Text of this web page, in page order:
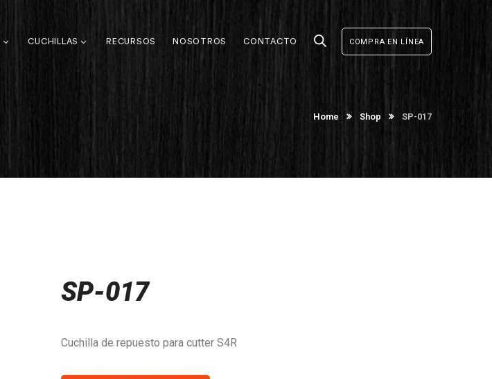
COMPRA EN LÍNEA
CUCHILLAS RECURSOS NOSOTROS CONTACTO
Home Shop SP-017
SP-017
Cuchilla de repuesto para cutter S4R